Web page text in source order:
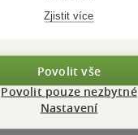
Nahoru
Zobrazeno 3 z 3
1
Přejít / 1
Zjistit více
Povolit vše
Povolit pouze nezbytné
Nastavení